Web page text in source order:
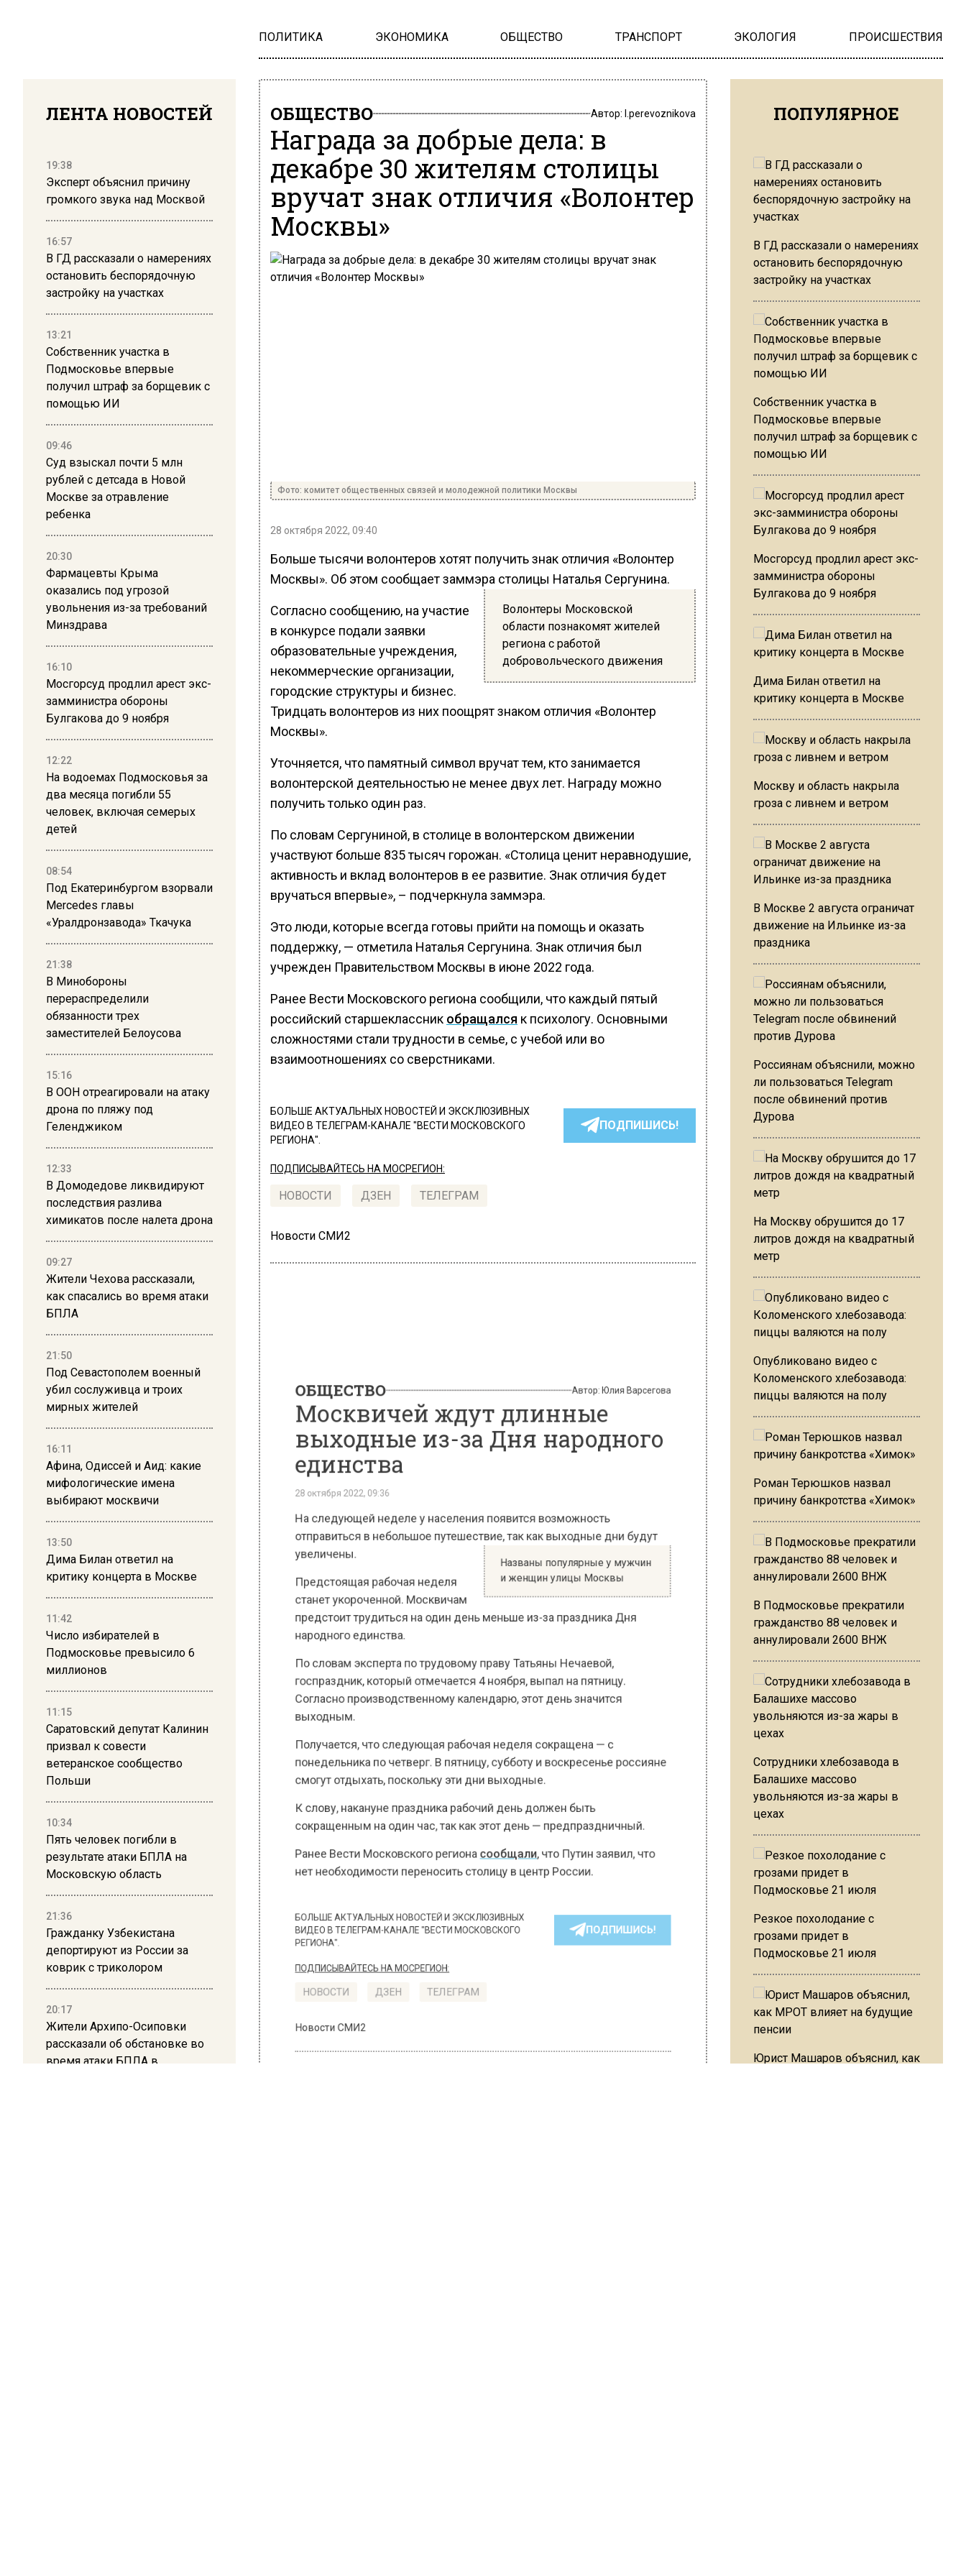
ПОЛИТИКА ЭКОНОМИКА ОБЩЕСТВО ТРАНСПОРТ ЭКОЛОГИЯ ПРОИСШЕСТВИЯ
ЛЕНТА НОВОСТЕЙ
19:38
Эксперт объяснил причину
громкого звука над Москвой
16:57
В ГД рассказали о намерениях
остановить беспорядочную
застройку на участках
13:21
Собственник участка в
Подмосковье впервые
получил штраф за борщевик с
помощью ИИ
09:46
Суд взыскал почти 5 млн
рублей с детсада в Новой
Москве за отравление
ребенка
20:30
Фармацевты Крыма
оказались под угрозой
увольнения из-за требований
Минздрава
16:10
Мосгорсуд продлил арест экс-
замминистра обороны
Булгакова до 9 ноября
12:22
На водоемах Подмосковья за
два месяца погибли 55
человек, включая семерых
детей
08:54
Под Екатеринбургом взорвали
Mercedes главы
«Уралдронзавода» Ткачука
21:38
В Минобороны
перераспределили
обязанности трех
заместителей Белоусова
15:16
В ООН отреагировали на атаку
дрона по пляжу под
Геленджиком
12:33
В Домодедове ликвидируют
последствия разлива
химикатов после налета дрона
09:27
Жители Чехова рассказали,
как спасались во время атаки
БПЛА
21:50
Под Севастополем военный
убил сослуживца и троих
мирных жителей
16:11
Афина, Одиссей и Аид: какие
мифологические имена
выбирают москвичи
13:50
Дима Билан ответил на
критику концерта в Москве
11:42
Число избирателей в
Подмосковье превысило 6
миллионов
11:15
Саратовский депутат Калинин
призвал к совести
ветеранское сообщество
Польши
10:34
Пять человек погибли в
результате атаки БПЛА на
Московскую область
21:36
Гражданку Узбекистана
депортируют из России за
коврик с триколором
20:17
Жители Архипо-Осиповки
рассказали об обстановке во
время атаки БПЛА в
ОБЩЕСТВО Автор: l.perevoznikova
Награда за добрые дела: в
декабре 30 жителям столицы
вручат знак отличия «Волонтер
Москвы»
Фото: комитет общественных связей и молодежной политики Москвы
28 октября 2022, 09:40
Больше тысячи волонтеров хотят получить знак отличия «Волонтер
Москвы». Об этом сообщает заммэра столицы Наталья Сергунина.
Волонтеры Московской
области познакомят жителей
региона с работой
добровольческого движения
Согласно сообщению, на участие
в конкурсе подали заявки
образовательные учреждения,
некоммерческие организации,
городские структуры и бизнес.
Тридцать волонтеров из них поощрят знаком отличия «Волонтер
Москвы».
Уточняется, что памятный символ вручат тем, кто занимается
волонтерской деятельностью не менее двух лет. Награду можно
получить только один раз.
По словам Сергуниной, в столице в волонтерском движении
участвуют больше 835 тысяч горожан. «Столица ценит неравнодушие,
активность и вклад волонтеров в ее развитие. Знак отличия будет
вручаться впервые», – подчеркнула заммэра.
Это люди, которые всегда готовы прийти на помощь и оказать
поддержку, — отметила Наталья Сергунина. Знак отличия был
учрежден Правительством Москвы в июне 2022 года.
Ранее Вести Московского региона сообщили, что каждый пятый
российский старшеклассник обращался к психологу. Основными
сложностями стали трудности в семье, с учебой или во
взаимоотношениях со сверстниками.
БОЛЬШЕ АКТУАЛЬНЫХ НОВОСТЕЙ И ЭКСКЛЮЗИВНЫХ
ВИДЕО В ТЕЛЕГРАМ-КАНАЛЕ "ВЕСТИ МОСКОВСКОГО
РЕГИОНА".
ПОДПИШИСЬ!
ПОДПИСЫВАЙТЕСЬ НА МОСРЕГИОН:
НОВОСТИ ДЗЕН ТЕЛЕГРАМ
Новости СМИ2
выходные из-за Дня народного
единства
28 октября 2022, 09:36
отправиться в небольшое путешествие, так как выходные дни будут
увеличены.
Названы популярные у мужчин
Предстоящая рабочая неделя
станет укороченной. Москвичам
предстоит трудиться на один день меньше из-за праздника Дня
народного единства.
По словам эксперта по трудовому праву Татьяны Нечаевой,
госпраздник, который отмечается 4 ноября, выпал на пятницу.
Согласно производственному календарю, этот день значится
выходным.
Получается, что следующая рабочая неделя сокращена — с
понедельника по четверг. В пятницу, субботу и воскресенье россияне
смогут отдыхать, поскольку эти дни выходные.
К слову, накануне праздника рабочий день должен быть
сокращенным на один час, так как этот день — предпраздничный.
Ранее Вести Московского регионасообщали , что Путин заявил, что
нет необходимости переносить столицу в центр России.
БОЛЬШЕ АКТУАЛЬНЫХ НОВОСТЕЙ И ЭКСКЛЮЗИВНЫХ
ВИДЕО В ТЕЛЕГРАМ-КАНАЛЕ "ВЕСТИ МОСКОВСКОГО
РЕГИОНА".
ПОДПИШИСЬ!
ПОДПИСЫВАЙТЕСЬ НА МОСРЕГИОН:
ПОПУЛЯРНОЕ
В ГД рассказали о намерениях
остановить беспорядочную
застройку на участках
Собственник участка в
Подмосковье впервые
получил штраф за борщевик с
помощью ИИ
Мосгорсуд продлил арест экс-
замминистра обороны
Булгакова до 9 ноября
Дима Билан ответил на
критику концерта в Москве
Москву и область накрыла
гроза с ливнем и ветром
В Москве 2 августа ограничат
движение на Ильинке из-за
праздника
Россиянам объяснили, можно
ли пользоваться Telegram
после обвинений против
Дурова
На Москву обрушится до 17
литров дождя на квадратный
метр
Опубликовано видео с
Коломенского хлебозавода:
пиццы валяются на полу
Роман Терюшков назвал
причину банкротства «Химок»
В Подмосковье прекратили
гражданство 88 человек и
аннулировали 2600 ВНЖ
Сотрудники хлебозавода в
Балашихе массово
увольняются из-за жары в
цехах
Резкое похолодание с
грозами придет в
Подмосковье 21 июля
Юрист Машаров объяснил, как